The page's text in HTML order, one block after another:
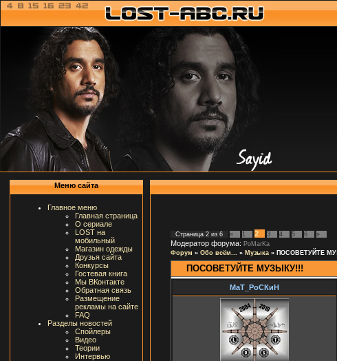
Меню сайта
Главное меню
Главная страница
О сериале
LOST на
мобильный
Магазин одежды
Друзья сайта
Конкурсы
Гостевая книга
Мы ВКонтакте
Обратная связь
Размещение
рекламы на сайте
FAQ
Разделы новостей
Спойлеры
Видео
Теории
Интервью
Страница 2из 6 « 1 2 3 4 5 6 »
Модератор форума: PoMarKa
Форум » Обо всём... » Музыка » ПОСОВЕТУЙТЕ
ПОСОВЕТУЙТЕ МУЗЫКУ!!!
МаТ_РоСКиН